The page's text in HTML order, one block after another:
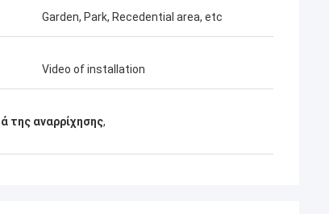
Garden, Park, Recedential area, etc
Video of installation
της αναρρίχησης,